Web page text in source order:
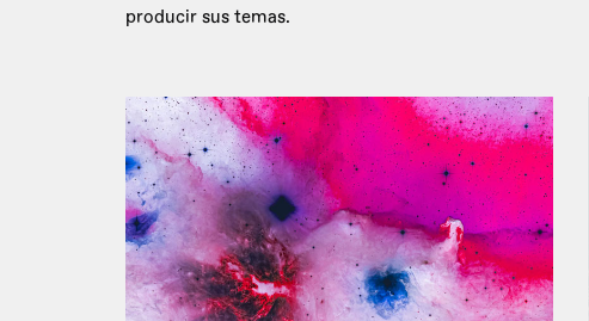
producir sus temas.